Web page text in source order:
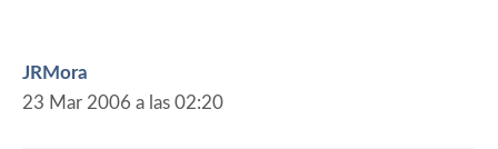
JRMora
23 Mar 2006 a las 02:20